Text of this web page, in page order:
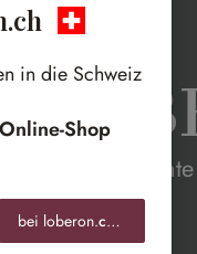
Stilvolle
in die Schweiz
Shop
bei loberon.ch bleiben »